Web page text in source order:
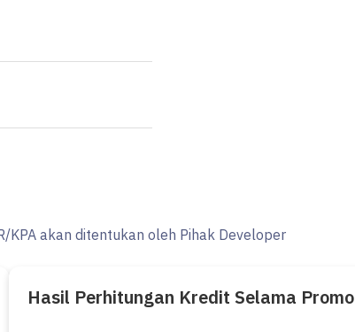
akan ditentukan oleh Pihak Developer
Hasil Perhitungan Kredit Selama Promo